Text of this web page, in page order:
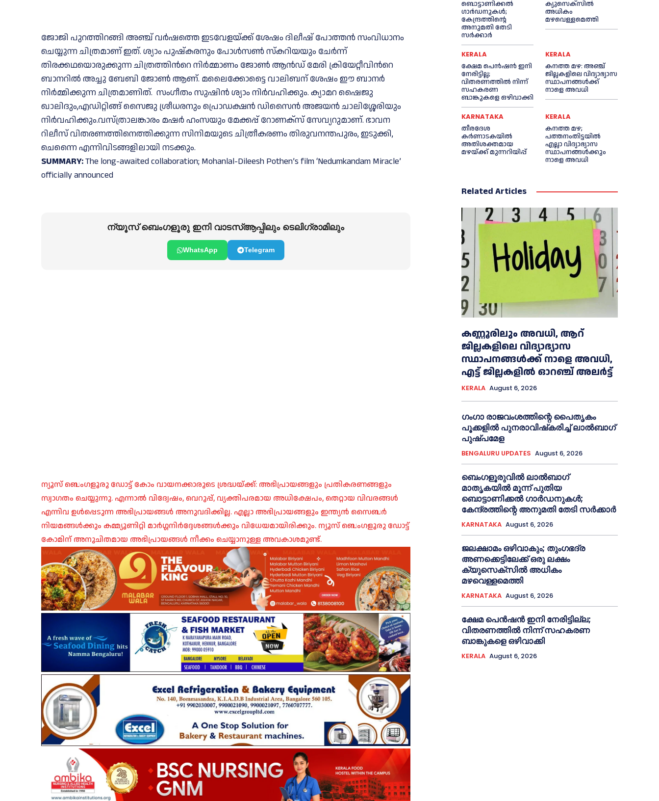
ജോജി പുറത്തിറങ്ങി അഞ്ച് വര്‍ഷത്തെ ഇടവേളയ്ക്ക് ശേഷം ദിലീഷ് പോത്തന്‍ സംവിധാനം
ചെയ്യുന്ന ചിത്രമാണ് ഇത്. ശ്യാം പുഷ്കരനും പോള്‍സണ്‍ സ്കറിയയും ചേര്‍ന്ന്
തിരക്കഥയൊരുക്കുന്ന ചിത്രത്തിന്‍റെ നിര്‍മ്മാണം ജോണ്‍ ആന്‍ഡ് മേരി ക്രിയേറ്റീവിന്‍റെ
ബാനറില്‍ അച്ചു ബേബി ജോണ്‍ ആണ്. മലൈക്കോട്ടൈ വാലിബന് ശേഷം ഈ ബാനര്‍
നിര്‍മ്മിക്കുന്ന ചിത്രമാണിത്. സംഗീതം സുഷിൻ ശ്യാം നിർവഹിക്കും. ക്യാമറ ഷൈജു
ഖാലിദും,എഡിറ്റിങ്ങ് സൈജു ശ്രീധരനും പ്രൊഡക്ഷൻ ഡിസൈൻ അജയൻ ചാലിശ്ശേരിയും
നിർവഹിക്കും.വസ്ത്രാലങ്കാരം മഷർ ഹംസയും മേക്കപ്പ് റോണക്‌സ് സേവ്യറുമാണ്. ഭാവന
റിലീസ് വിതരണത്തിനെത്തിക്കുന്ന സിനിമയുടെ ചിത്രീകരണം തിരുവനന്തപുരം, ഇടുക്കി,
ചെന്നൈ എന്നിവിടങ്ങളിലായി നടക്കും.
SUMMARY:The long-awaited collaboration; Mohanlal-Dileesh Pothen’s film ‘Nedumkandam Miracle’
officially announced
ന്യൂസ് ബെംഗളൂരു ഇനി വാടസ്ആപ്പിലും ടെലിഗ്രാമിലും
WhatsApp Telegram
ന്യൂസ് ബെംഗളൂരു ഡോട്ട് കോം വായനക്കാരുടെ ശ്രദ്ധയ്ക്ക്: അഭിപ്രായങ്ങളും പ്രതികരണങ്ങളും
സ്വാഗതം ചെയ്യുന്നു. എന്നാൽ വിദ്വേഷം, വെറുപ്പ്, വ്യക്തിപരമായ അധിക്ഷേപം, തെറ്റായ വിവരങ്ങൾ
എന്നിവ ഉൾപ്പെടുന്ന അഭിപ്രായങ്ങൾ അനുവദിക്കില്ല. എല്ലാ അഭിപ്രായങ്ങളും ഇന്ത്യൻ സൈബർ
നിയമങ്ങൾക്കും കമ്മ്യൂണിറ്റി മാർഗ്ഗനിർദ്ദേശങ്ങൾക്കും വിധേയമായിരിക്കും. ന്യൂസ് ബെംഗളൂരു ഡോട്ട്
കോമിന് അനുചിതമായ അഭിപ്രായങ്ങൾ നീക്കം ചെയ്യാനുള്ള അവകാശമുണ്ട്.
ബൊട്ടാണിക്കൽ
ഗാർഡനുകൾ;
കേന്ദ്രത്തിന്റെ
അനുമതി തേടി
സർക്കാർ
ക്യുസെക്സില്‍
അധികം
മഴവെള്ളമെത്തി
KERALA
ക്ഷേമ പെൻഷൻ ഇനി
നേരിട്ടില്ല;
വിതരണത്തിൽ നിന്ന്
സഹകരണ
ബാങ്കുകളെ ഒഴിവാക്കി
KERALA
കനത്ത മഴ: അഞ്ച്
ജില്ലകളിലെ വിദ്യാഭ്യാസ
സ്ഥാപനങ്ങൾക്ക്
നാളെ അവധി
KARNATAKA
തീരദേശ
കർണാടകയിൽ
അതിശക്തമായ
മഴയ്ക്ക് മുന്നറിയിപ്പ്
KERALA
കനത്ത മഴ;
പത്തനംതിട്ടയില്‍
എല്ലാ വിദ്യാഭ്യാസ
സ്ഥാപനങ്ങള്‍ക്കും
നാളെ അവധി
Related Articles
കണ്ണൂരിലും അവധി, ആറ്
ജില്ലകളിലെ വിദ്യാഭ്യാസ
സ്ഥാപനങ്ങൾക്ക് നാളെ അവധി,
എട്ട് ജില്ലകളിൽ ഓറഞ്ച് അലർട്ട്
KERALA August 6, 2026
ഗംഗാ രാജവംശത്തിന്റെ പൈതൃകം
പൂക്കളിൽ പുനരാവിഷ്‌കരിച്ച് ലാൽബാഗ്
പുഷ്പമേള
BENGALURU UPDATES August 6, 2026
ബെംഗളൂരുവിൽ ലാൽബാഗ്
മാതൃകയിൽ മൂന്ന് പുതിയ
ബൊട്ടാണിക്കൽ ഗാർഡനുകൾ;
കേന്ദ്രത്തിന്റെ അനുമതി തേടി സർക്കാർ
KARNATAKA August 6, 2026
ജലക്ഷാമം ഒഴിവാകും; തുംഗഭദ്ര
അണക്കെട്ടിലേക്ക് ഒരു ലക്ഷം
ക്യുസെക്സില്‍ അധികം
മഴവെള്ളമെത്തി
KARNATAKA August 6, 2026
ക്ഷേമ പെൻഷൻ ഇനി നേരിട്ടില്ല;
വിതരണത്തിൽ നിന്ന് സഹകരണ
ബാങ്കുകളെ ഒഴിവാക്കി
KERALA August 6, 2026